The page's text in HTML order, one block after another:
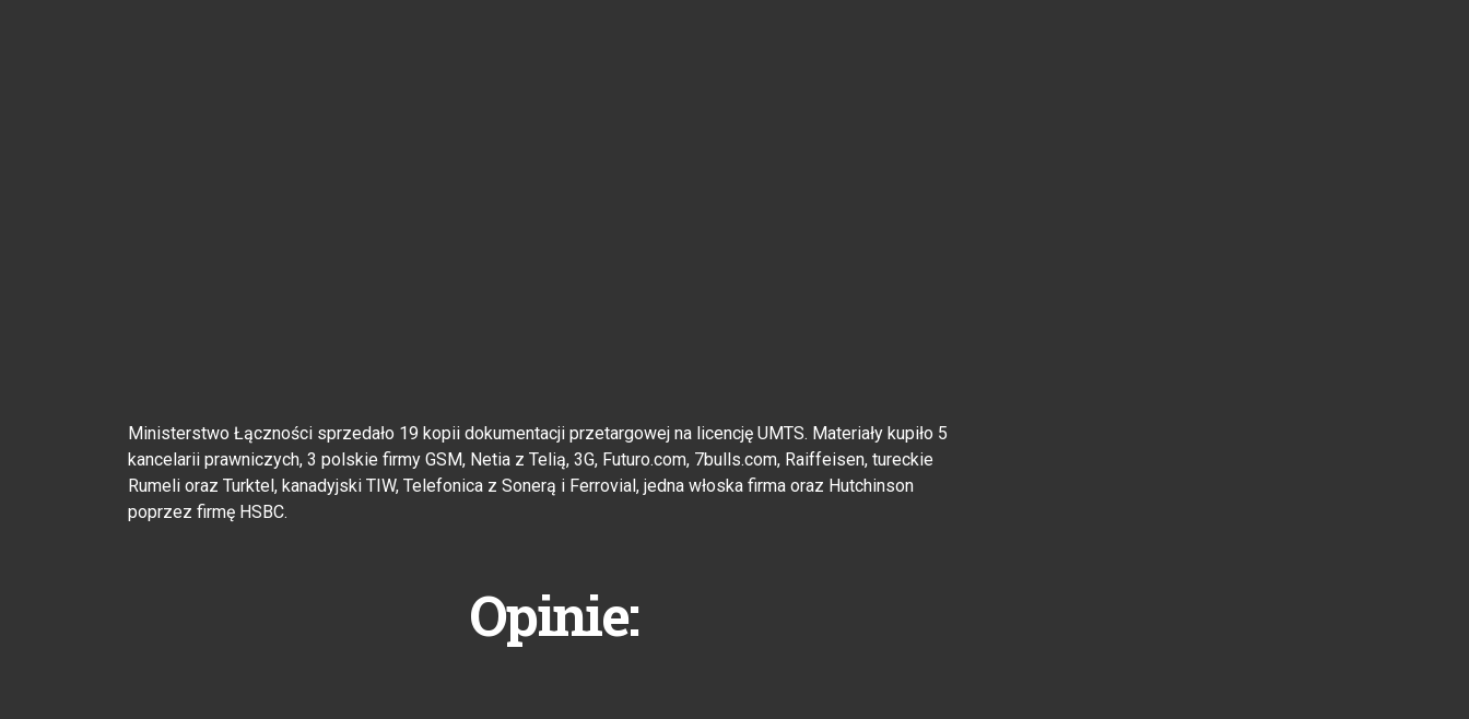
Ministerstwo Łączności sprzedało 19 kopii dokumentacji przetargowej na licencję UMTS. Materiały kupiło 5
kancelarii prawniczych, 3 polskie firmy GSM, Netia z Telią, 3G, Futuro.com, 7bulls.com, Raiffeisen, tureckie
Rumeli oraz Turktel, kanadyjski TIW, Telefonica z Sonerą i Ferrovial, jedna włoska firma oraz Hutchinson
poprzez firmę HSBC.
Opinie: